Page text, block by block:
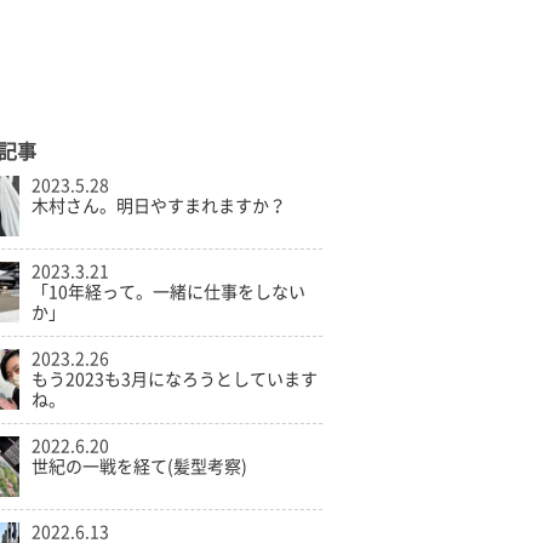
事
2023.5.28
木村さん。明日やすまれますか？
2023.3.21
「10年経って。一緒に仕事をしない
か」
2023.2.26
もう2023も3月になろうとしています
ね。
2022.6.20
世紀の一戦を経て(髪型考察)
2022.6.13